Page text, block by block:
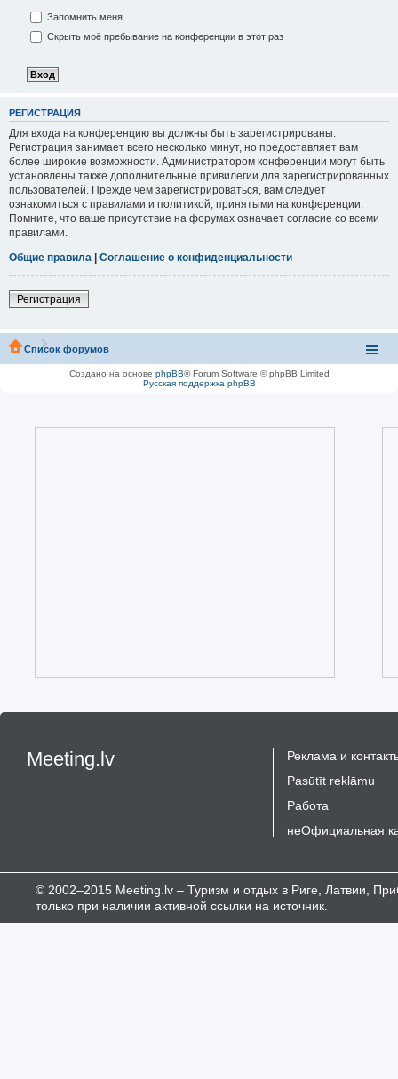
Запомнить меня
Скрыть моё пребывание на конференции в этот раз
РЕГИСТРАЦИЯ
Для входа на конференцию вы должны быть зарегистрированы.
Регистрация занимает всего несколько минут, но предоставляет вам
более широкие возможности. Администратором конференции могут быть
установлены также дополнительные привилегии для зарегистрированных
пользователей. Прежде чем зарегистрироваться, вам следует
ознакомиться с правилами и политикой, принятыми на конференции.
Помните, что ваше присутствие на форумах означает согласие со всеми
правилами.
Общие правила
Соглашение о конфиденциальности
Регистрация
Список форумов
Создано на основе phpBB® Forum Software © phpBB Limited
Русская поддержка phpBB
Meeting.lv
Реклама и
Pasūtīt reklāmu
Работа
неОфициальная
© 2002–2015 Meeting.lv – Туризм и отдых в Риге, Латвии,
только при наличии активной ссылки на источник.